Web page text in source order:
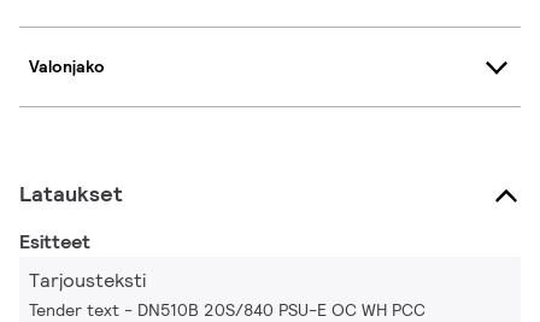
Valonjako
Lataukset
Esitteet
Tarjousteksti
Tender text - DN510B 20S/840 PSU-E OC WH PCC